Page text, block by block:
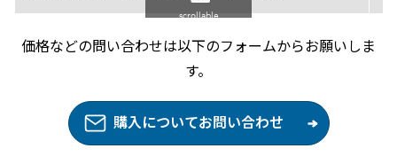
scrollable
価格などの問い合わせは以下のフォームからお願いしま
す。
購入についてお問い合わせ